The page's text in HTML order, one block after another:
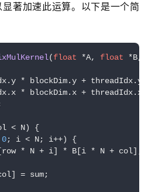
著加速此运算。以下是一个简
(float *A, float *B,
* blockDim.y + threadIdx.y;
* blockDim.x + threadIdx.x;
< N) {
0; i < N; i++) {
* N + i] * B[i * N + col];
= sum;